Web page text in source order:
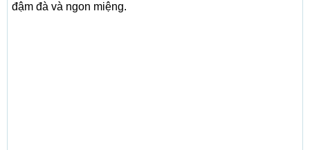
đậm đà và ngon miệng.